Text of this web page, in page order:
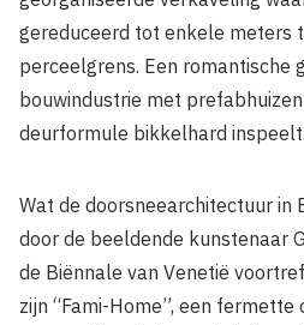
gereduceerd tot enkele meters
perceelgrens. Een romantische
bouwindustrie met
deurformule bikkelhard inspeelt.
Wat de doorsneearchitectuur in
door de beeldende kunstenaar
de Biënnale van Venetië
zijn “Fami-Home”, een